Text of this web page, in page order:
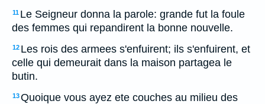
11 Le Seigneur donna la parole: grande fut la foule
des femmes qui repandirent la bonne nouvelle.
12 Les rois des armees s'enfuirent; ils s'enfuirent, et
celle qui demeurait dans la maison partagea le
butin.
13Quoique vous ayez ete couches au milieu des